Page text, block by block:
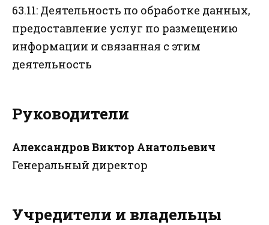
63.11: Деятельность по обработке данных,
предоставление услуг по размещению
информации и связанная с этим
деятельность
Руководители
Александров Виктор Анатольевич
Генеральный директор
Учредители и владельцы